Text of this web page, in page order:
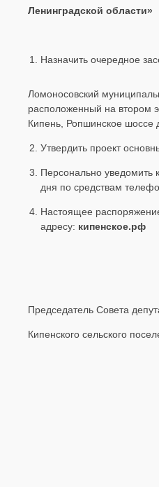
Ленинградской области»
Назначить очередное
Ломоносовский
расположенный на втором
Кипень, Ропшинское шоссе
Утвердить проект
Персонально уведомить
дня по средствам
Настоящее
адресу: кипенское.рф
Председатель Совета
Кипенского